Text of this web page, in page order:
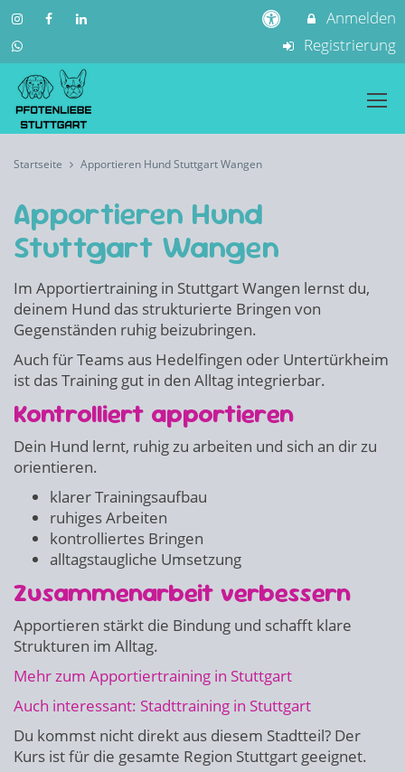
Anmelden
Registrierung
Startseite Apportieren Hund Stuttgart Wangen
Apportieren Hund
Stuttgart Wangen
Im Apportiertraining in Stuttgart Wangen lernst du,
deinem Hund das strukturierte Bringen von
Gegenständen ruhig beizubringen.
Auch für Teams aus Hedelfingen oder Untertürkheim
ist das Training gut in den Alltag integrierbar.
Kontrolliert apportieren
Dein Hund lernt, ruhig zu arbeiten und sich an dir zu
orientieren.
klarer Trainingsaufbau
ruhiges Arbeiten
kontrolliertes Bringen
alltagstaugliche Umsetzung
Zusammenarbeit verbessern
Apportieren stärkt die Bindung und schafft klare
Strukturen im Alltag.
Mehr zum Apportiertraining in Stuttgart
Auch interessant: Stadttraining in Stuttgart
Du kommst nicht direkt aus diesem Stadtteil? Der
Kurs ist für die gesamte Region Stuttgart geeignet.